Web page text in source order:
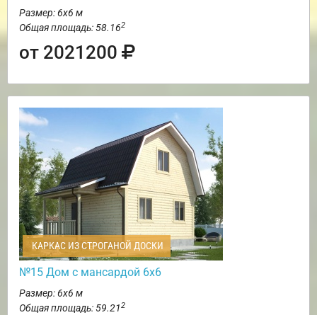
Размер: 6х6 м
Общая площадь: 58.162
от 2021200
КАРКАС ИЗ СТРОГАНОЙ ДОСКИ
№15 Дом с мансардой 6х6
Размер: 6х6 м
Общая площадь: 59.212